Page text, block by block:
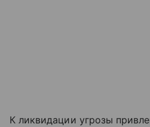
К ликвидации угрозы